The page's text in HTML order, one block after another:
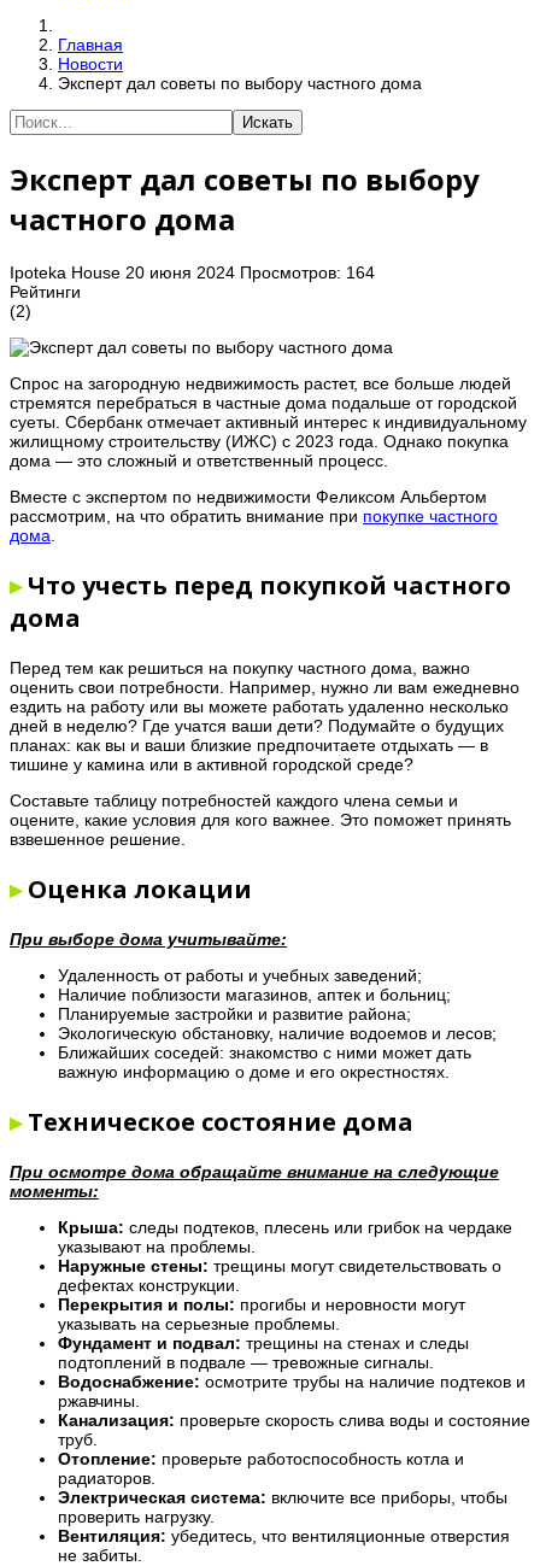
Главная
Новости
Эксперт дал советы по выбору частного дома
Искать
Эксперт дал советы по выбору
частного дома
Ipoteka House 20 июня 2024 Просмотров: 164
Рейтинги
(2)
Спрос на загородную недвижимость растет, все больше людей
стремятся перебраться в частные дома подальше от городской
суеты. Сбербанк отмечает активный интерес к индивидуальному
жилищному строительству (ИЖС) с 2023 года. Однако покупка
дома — это сложный и ответственный процесс.
Вместе с экспертом по недвижимости Феликсом Альбертом
рассмотрим, на что обратить внимание при покупке частного
дома
▸Что учесть перед покупкой частного
дома
Перед тем как решиться на покупку частного дома, важно
оценить свои потребности. Например, нужно ли вам ежедневно
ездить на работу или вы можете работать удаленно несколько
дней в неделю? Где учатся ваши дети? Подумайте о будущих
планах: как вы и ваши близкие предпочитаете отдыхать — в
тишине у камина или в активной городской среде?
Составьте таблицу потребностей каждого члена семьи и
оцените, какие условия для кого важнее. Это поможет принять
взвешенное решение.
▸Оценка локации
При выборе дома учитывайте:
Удаленность от работы и учебных заведений;
Наличие поблизости магазинов, аптек и больниц;
Планируемые застройки и развитие района;
Экологическую обстановку, наличие водоемов и лесов;
Ближайших соседей: знакомство с ними может дать
важную информацию о доме и его окрестностях.
▸Техническое состояние дома
При осмотре дома обращайте внимание на следующие
моменты:
Крыша: следы подтеков, плесень или грибок на чердаке
указывают на проблемы.
Наружные стены: трещины могут свидетельствовать о
дефектах конструкции.
Перекрытия и полы: прогибы и неровности могут
указывать на серьезные проблемы.
Фундамент и подвал: трещины на стенах и следы
подтоплений в подвале — тревожные сигналы.
Водоснабжение: осмотрите трубы на наличие подтеков и
ржавчины.
Канализация: проверьте скорость слива воды и состояние
труб.
Отопление: проверьте работоспособность котла и
радиаторов.
Электрическая система: включите все приборы, чтобы
проверить нагрузку.
Вентиляция: убедитесь, что вентиляционные отверстия
не забиты.